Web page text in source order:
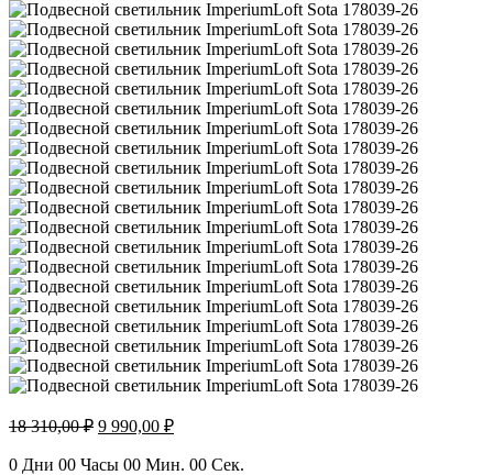
18 310,00₽ Первоначальная
составляла
9 990,00 ₽Текущая
9
0 Дни 00 Часы 00 Мин. 00 Сек.